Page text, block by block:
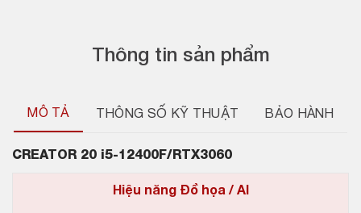
Thông tin sản phẩm
MÔ TẢ THÔNG SỐ KỸ THUẬT BẢO HÀNH
CREATOR 20 i5-12400F/RTX3060
Hiệu năng Đồ họa / AI